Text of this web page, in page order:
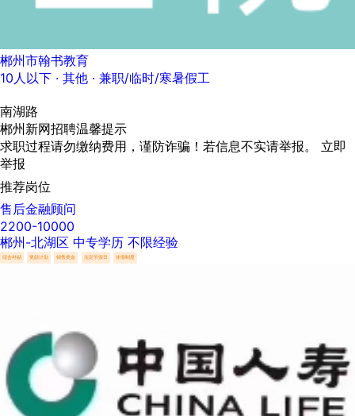
郴州市翰书教育
10人以下 · 其他 · 兼职/临时/寒暑假工
南湖路
郴州新网招聘温馨提示
求职过程请勿缴纳费用，谨防诈骗！若信息不实请举报。 立即
举报
推荐岗位
售后金融顾问
2200-10000
郴州-北湖区 中专学历 不限经验
综合补贴 奖励计划 销售奖金 法定节假日 休假制度